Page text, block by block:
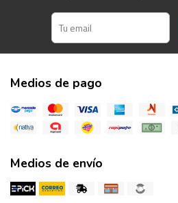
Medios de pago
Medios de envío